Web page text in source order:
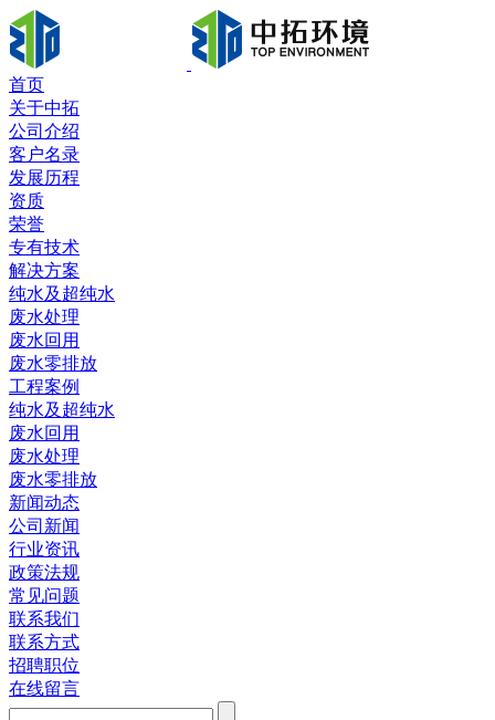
首页
关于中拓
公司介绍
客户名录
发展历程
资质
荣誉
专有技术
解决方案
纯水及超纯水
废水处理
废水回用
废水零排放
工程案例
纯水及超纯水
废水回用
废水处理
废水零排放
新闻动态
公司新闻
行业资讯
政策法规
常见问题
联系我们
联系方式
招聘职位
在线留言